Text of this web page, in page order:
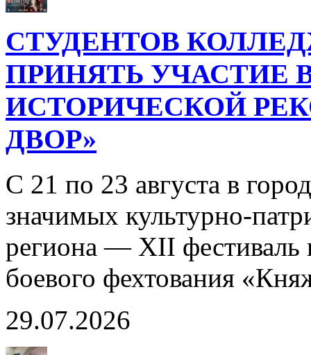
СТУДЕНТОВ
ПРИНЯТЬ УЧАСТИЕ
ИСТОРИЧЕСКОЙ
ДВОР»
С 21 по 23 августа в
значимых культурно-
региона — XII фестиваль
боевого фехтования
29.07.2026